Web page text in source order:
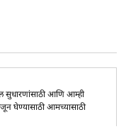
सुधारणांसाठी आणि आम्ही
घेण्यासाठी आमच्यासाठी